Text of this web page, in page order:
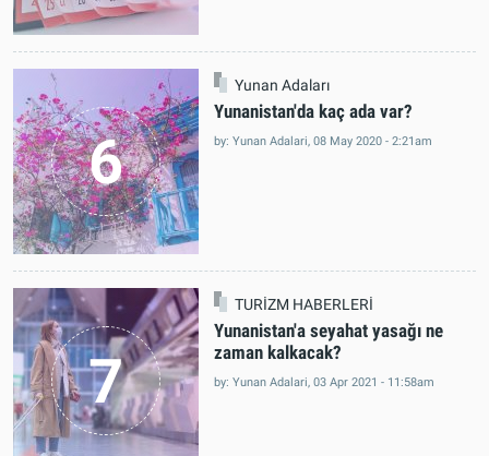
6
Yunan Adaları
Yunanistan'da kaç ada var?
by: Yunan Adalari, 08 May 2020 - 2:21am
7
TURİZM HABERLERİ
Yunanistan'a seyahat yasağı ne
zaman kalkacak?
by: Yunan Adalari, 03 Apr 2021 - 11:58am